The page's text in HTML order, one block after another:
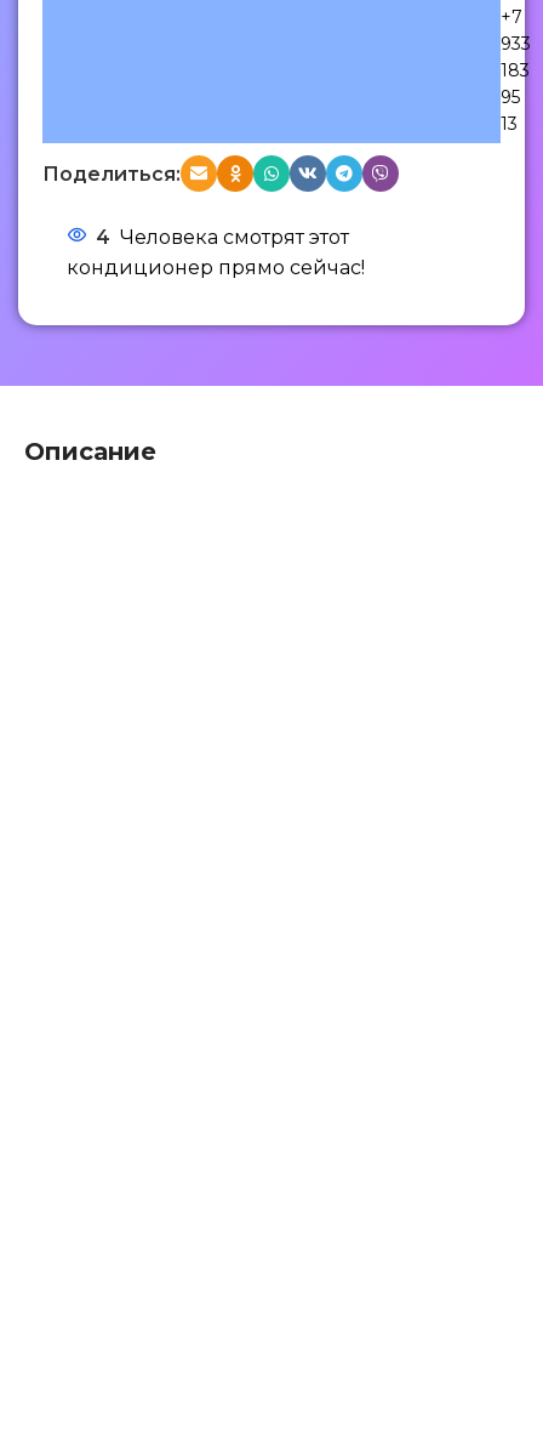
+7
933
183
95
13
Поделиться:
4 Человека смотрят этот
кондиционер прямо сейчас!
Описание